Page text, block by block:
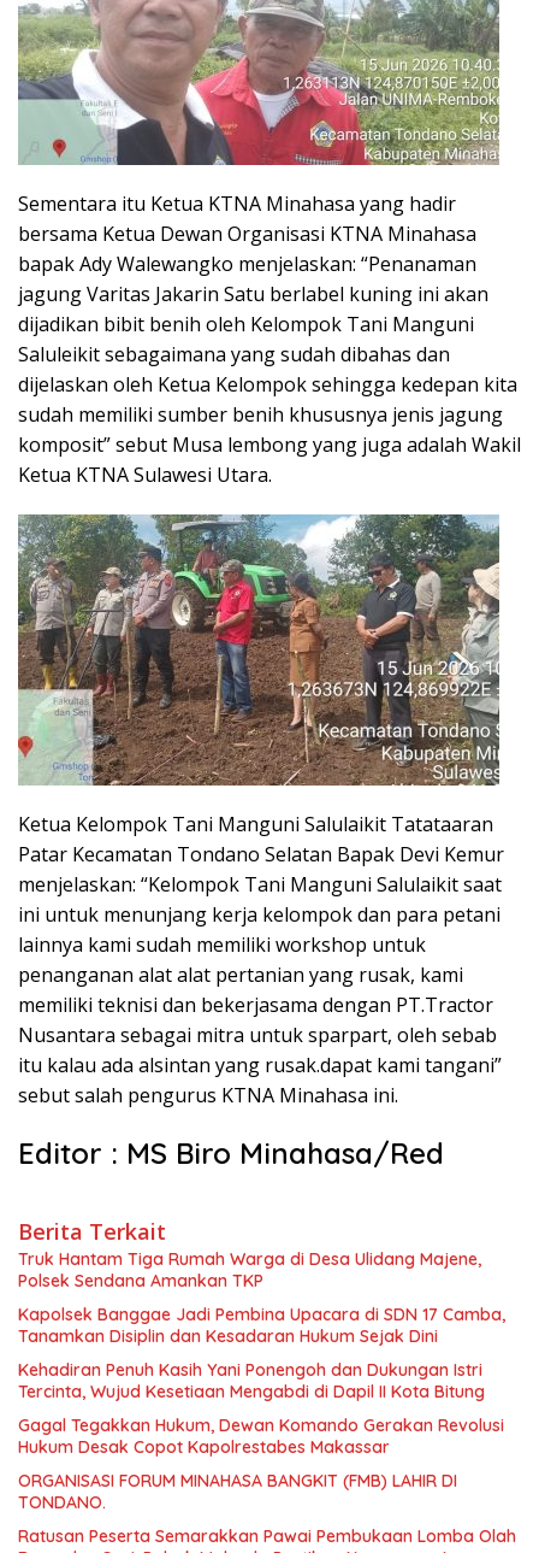
Sementara itu Ketua KTNA Minahasa yang hadir
bersama Ketua Dewan Organisasi KTNA Minahasa
bapak Ady Walewangko menjelaskan: “Penanaman
jagung Varitas Jakarin Satu berlabel kuning ini akan
dijadikan bibit benih oleh Kelompok Tani Manguni
Saluleikit sebagaimana yang sudah dibahas dan
dijelaskan oleh Ketua Kelompok sehingga kedepan kita
sudah memiliki sumber benih khususnya jenis jagung
komposit” sebut Musa lembong yang juga adalah Wakil
Ketua KTNA Sulawesi Utara.
Ketua Kelompok Tani Manguni Salulaikit Tatataaran
Patar Kecamatan Tondano Selatan Bapak Devi Kemur
menjelaskan: “Kelompok Tani Manguni Salulaikit saat
ini untuk menunjang kerja kelompok dan para petani
lainnya kami sudah memiliki workshop untuk
penanganan alat alat pertanian yang rusak, kami
memiliki teknisi dan bekerjasama dengan PT.Tractor
Nusantara sebagai mitra untuk sparpart, oleh sebab
itu kalau ada alsintan yang rusak.dapat kami tangani”
sebut salah pengurus KTNA Minahasa ini.
Editor : MS Biro Minahasa/Red
Berita Terkait
Truk Hantam Tiga Rumah Warga di Desa Ulidang Majene,
Polsek Sendana Amankan TKP
Kapolsek Banggae Jadi Pembina Upacara di SDN 17 Camba,
Tanamkan Disiplin dan Kesadaran Hukum Sejak Dini
Kehadiran Penuh Kasih Yani Ponengoh dan Dukungan Istri
Tercinta, Wujud Kesetiaan Mengabdi di Dapil II Kota Bitung
Gagal Tegakkan Hukum, Dewan Komando Gerakan Revolusi
Hukum Desak Copot Kapolrestabes Makassar
ORGANISASI FORUM MINAHASA BANGKIT (FMB) LAHIR DI
TONDANO.
Ratusan Peserta Semarakkan Pawai Pembukaan Lomba Olah